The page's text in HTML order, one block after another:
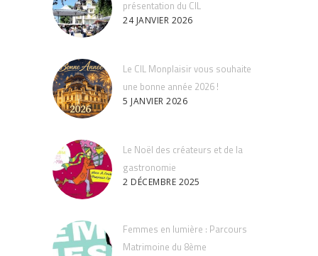
présentation du CIL
24 JANVIER 2026
Le CIL Monplaisir vous souhaite
une bonne année 2026 !
5 JANVIER 2026
Le Noël des créateurs et de la
gastronomie
2 DÉCEMBRE 2025
Femmes en lumière : Parcours
Matrimoine du 8ème